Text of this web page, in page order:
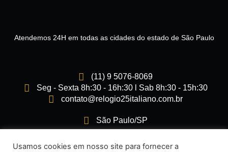
Atendemos 24H em todas as cidades do estado de São Paulo
(11) 9 5076-8069
Seg - Sexta 8h:30 - 16h:30 l Sab 8h:30 - 15h:30
contato@relogio25italiano.com.br
São Paulo/SP
Usamos cookies em nosso site para fornecer a